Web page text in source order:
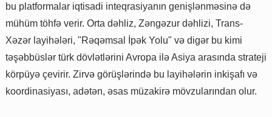
bu platformalar iqtisadi inteqrasiyanın genişlənməsinə də
mühüm töhfə verir. Orta dəhliz, Zəngəzur dəhlizi, Trans-
Xəzər layihələri, "Rəqəmsal İpək Yolu" və digər bu kimi
təşəbbüslər türk dövlətlərini Avropa ilə Asiya arasında strateji
körpüyə çevirir. Zirvə görüşlərində bu layihələrin inkişafı və
koordinasiyası, adətən, əsas müzakirə mövzularından olur.